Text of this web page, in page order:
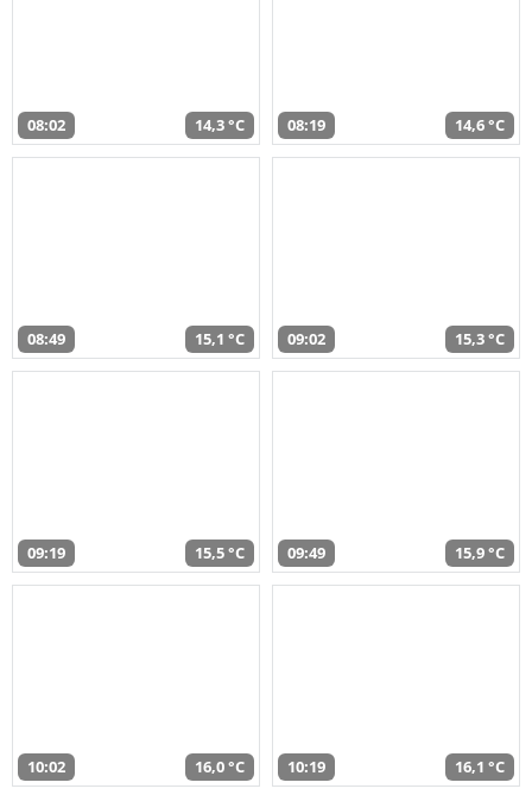
08:02 14,3 °C 08:19 14,6 °C
08:49 15,1 °C 09:02 15,3 °C
09:19 15,5 °C 09:49 15,9 °C
10:02 16,0 °C 10:19 16,1 °C